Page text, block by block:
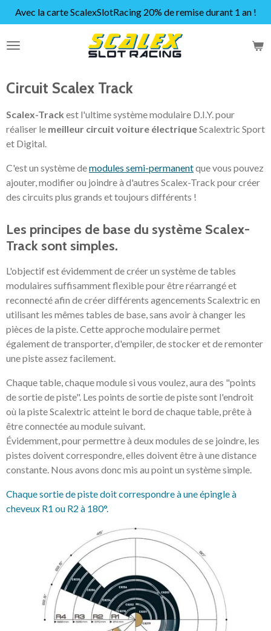
Passer
au
contenu
Avec la carte ScalexSlotRacing 20% de remise durant 1 an !
Circuit Scalex Track
Scalex-Track est l'ultime système modulaire D.I.Y. pour
réaliser le meilleur circuit voiture électriqueScalextric Sport
et Digital.
C'est un système demodules semi-permanentque vous pouvez
ajouter, modifier ou joindre à d'autres Scalex-Track pour créer
des circuits plus grands et toujours différents !
Les principes de base du système Scalex-
Track sont simples.
L'objectif est évidemment de créer un système de tables
modulaires suffisamment flexible pour être réarrangé et
reconnecté afin de créer différents agencements Scalextric en
utilisant les mêmes tables de base, sans avoir à changer les
pièces de la piste. Cette approche modulaire permet
également de transporter, d'empiler, de stocker et de remonter
une piste assez facilement.
Chaque table, chaque module si vous voulez, aura des "points
de sortie de piste". Les points de sortie de piste sont l'endroit
où la piste Scalextric atteint le bord de chaque table, prête à
être connectée au module suivant.
Évidemment, pour permettre à deux modules de se joindre, les
pistes doivent correspondre, elles doivent être à une distance
constante. Nous avons donc mis au point un système simple.
Chaque sortie de piste doit correspondre à une épingle à
cheveux R1 ou R2 à 180°.